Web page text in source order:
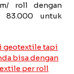
roll dengan
83.000 untuk
geotextile tapi
bisa dengan
per roll